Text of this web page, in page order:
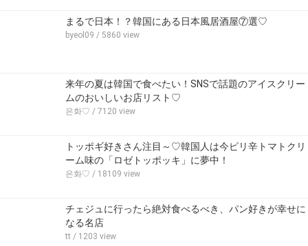
まるで日本！？韓国にある日本風居酒屋⑦選♡
byeol09 / 5860 view
来年の夏は韓国で食べたい！SNSで話題のアイスクリー
ムのおいしいお店リスト♡
은화♡ / 7120 view
トッポギ好きさん注目～♡韓国人は今ピリ辛トマトクリ
ーム味の「ロゼトッポッキ」に夢中！
은화♡ / 18109 view
チェジュに行ったら絶対食べるべき、パン好きが幸せに
なる名店
tt / 1203 view